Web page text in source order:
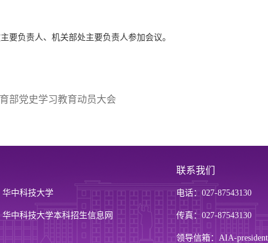
要负责人、机关部处主要负责人参加会议。
部党史学习教育动员大会
华中科技大学
华中科技大学本科招生信息网
联系我们
电话：027-87543130
传真：027-87543130
领导信箱：AIA-